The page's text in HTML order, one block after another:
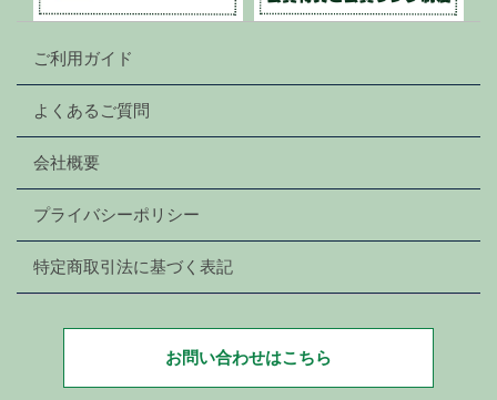
ご利用ガイド
よくあるご質問
会社概要
プライバシーポリシー
特定商取引法に基づく表記
お問い合わせはこちら